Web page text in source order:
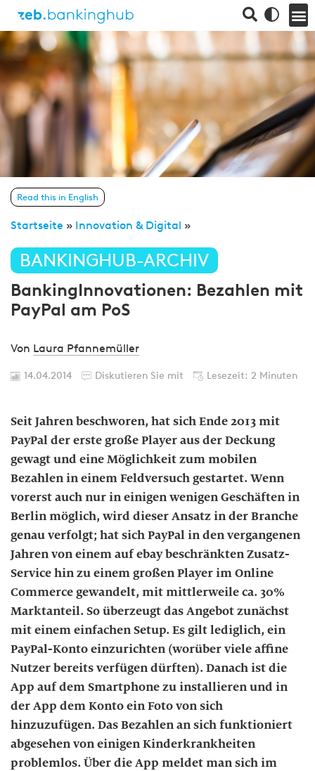
Read this in English
Startseite » Innovation & Digital »
BANKINGHUB-ARCHIV
BankingInnovationen: Bezahlen mit
PayPal am PoS
Von Laura Pfannemüller
14.04.2014 Diskutieren Sie mit Lesezeit: 2 Minuten
Seit Jahren beschworen, hat sich Ende 2013 mit
PayPal der erste große Player aus der Deckung
gewagt und eine Möglichkeit zum mobilen
Bezahlen in einem Feldversuch gestartet. Wenn
vorerst auch nur in einigen wenigen Geschäften in
Berlin möglich, wird dieser Ansatz in der Branche
genau verfolgt; hat sich PayPal in den vergangenen
Jahren von einem auf ebay beschränkten Zusatz-
Service hin zu einem großen Player im Online
Commerce gewandelt, mit mittlerweile ca. 30%
Marktanteil. So überzeugt das Angebot zunächst
mit einem einfachen Setup. Es gilt lediglich, ein
PayPal-Konto einzurichten (worüber viele affine
Nutzer bereits verfügen dürften). Danach ist die
App auf dem Smartphone zu installieren und in
der App dem Konto ein Foto von sich
hinzuzufügen. Das Bezahlen an sich funktioniert
abgesehen von einigen Kinderkrankheiten
problemlos. Über die App meldet man sich im